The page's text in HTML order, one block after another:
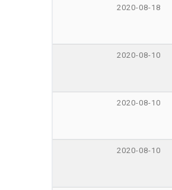
2020-08-18
2020-08-10
2020-08-10
2020-08-10